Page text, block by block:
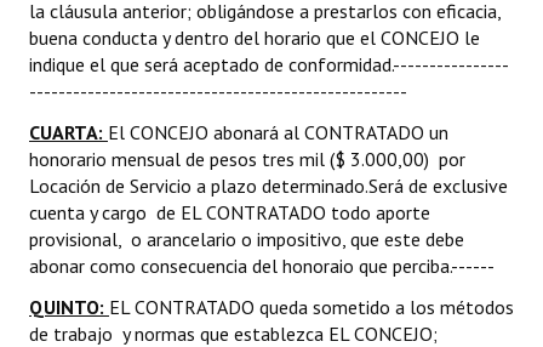
la cláusula anterior; obligándose a prestarlos con eficacia,
buena conducta y dentro del horario que el CONCEJO le
indique el que será aceptado de conformidad.----------------
----------------------------------------------------
CUARTA: El CONCEJO abonará al CONTRATADO un
honorario mensual de pesos tres mil ($ 3.000,00) por
Locación de Servicio a plazo determinado.Será de exclusive
cuenta y cargo de EL CONTRATADO todo aporte
provisional, o arancelario o impositivo, que este debe
abonar como consecuencia del honoraio que perciba.------
QUINTO: EL CONTRATADO queda sometido a los métodos
de trabajo y normas que establezca EL CONCEJO;